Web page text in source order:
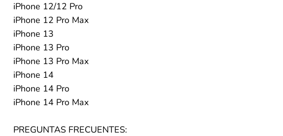
iPhone 12/12 Pro
iPhone 12 Pro Max
iPhone 13
iPhone 13 Pro
iPhone 13 Pro Max
iPhone 14
iPhone 14 Pro
iPhone 14 Pro Max
PREGUNTAS FRECUENTES: